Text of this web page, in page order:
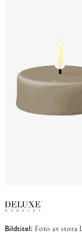
Bildtitel: Foto av stora